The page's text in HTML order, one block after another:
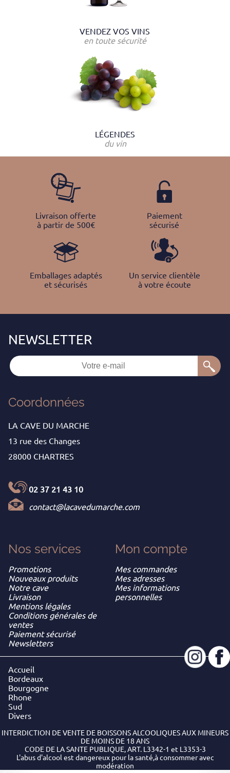
VENDEZ VOS VINS
en toute sécurité
LÉGENDES
du vin
Livraison offerte
à partir de 500€
Paiement
sécurisé
Emballages adaptés
et sécurisés
Un service clientèle
à votre écoute
Coordonnées
LA CAVE DU MARCHE
13 rue des Changes
28000 CHARTRES
02 37 21 43 10
contact@lacavedumarche.com
Nos services
Promotions
Nouveaux produits
Notre cave
Livraison
Mentions légales
Conditions générales de
ventes
Paiement sécurisé
Newsletters
Mon compte
Mes commandes
Mes adresses
Mes informations
personnelles
Accueil
Bordeaux
Bourgogne
Rhone
Sud
Divers
INTERDICTION DE VENTE DE BOISSONS ALCOOLIQUES AUX MINEURS
DE MOINS DE 18 ANS
CODE DE LA SANTE PUBLIQUE, ART. L3342-1 et L3353-3
L'abus d'alcool est dangereux pour la santé,à consommer avec
modération